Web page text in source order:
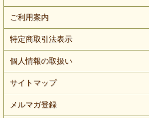
ご利用案内
特定商取引法表示
個人情報の取扱い
サイトマップ
メルマガ登録